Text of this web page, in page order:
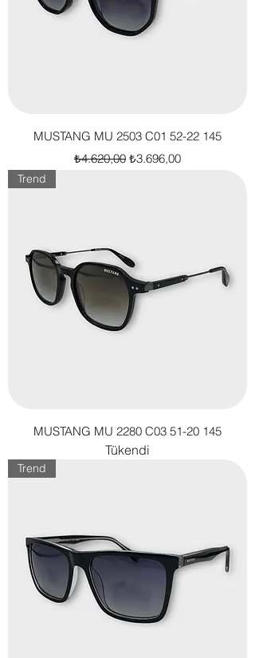
MUSTANG MU 2503 C01 52-22 145
Normal Fiyat
₺4.620,00 İndirimli Fiyat
₺3.696,00
Trend
MUSTANG MU 2280 C03 51-20 145
Tükendi
Trend